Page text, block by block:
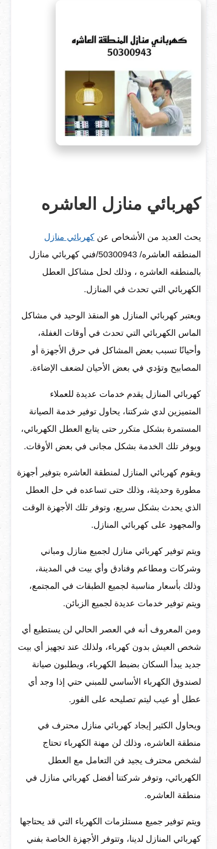
كهربائي منازل العاشره
يحث العديد من الأشخاص عن كهربائي منازل
المنطقه العاشره/ ‎50300943/فني كهربائي منازل
بالمنطقه العاشره ، وذلك لحل مشاكل العطل
الكهربائي التي تحدث في المنازل.
ويعتبر كهربائي المنازل هو المنقذ الوحيد في مشاكل
الماس الكهربائي التي تحدث في أوقات الغفلة،
وأحيانًا تسبب بعض المشاكل في حرق الأجهزة أو
المصابيح وتؤدي في بعض الأحيان لضعف الإضاءة.
كهربائي المنازل يقدم خدمات عديدة للعملاء
المتميزين لدي شركتنا، يحاول توفير خدمة الصيانة
المستمرة بشكل متكرر حتى يتابع العطل الكهربائي،
ويوفر تلك الخدمة بشكل مجانى في بعض الأوقات.
ويقوم كهربائي المنازل لمنطقة العاشره بتوفير أجهزة
مطورة وحديثة، وذلك حتى تساعده في حل العطل
الذي يحدث بشكل سريع، وتوفر تلك الأجهزة الوقت
والمجهود على كهربائي المنازل.
ويتم توفير كهربائي منازل لجميع منازل ومباني
وشركات ومطاعم وفنادق وأي بيت في المدينة،
وذلك بأسعار مناسبة لجميع الطبقات في المجتمع،
ويتم توفير خدمات عديدة لجميع الزبائن.
ومن المعروف أنه في العصر الحالي لن يستطيع أي
شخص العيش بدون كهرباء، ولذلك عند تجهيز أي بيت
جديد يبدأ السكان بضبط الكهرباء، ويطلبون صيانة
لصندوق الكهرباء الأساسي للمبني حتي إذا وجد أي
عطل أو عيب ليتم تصليحه على الفور.
ويحاول الكثير إيجاد كهربائي منازل محترف في
منطقة العاشره، وذلك لن مهنة الكهرباء تحتاج
لشخص محترف يجيد فن التعامل مع العطل
الكهربائي، وتوفر شركتنا أفضل كهربائي منازل في
منطقة العاشره.
ويتم توفير جميع مستلزمات الكهرباء التي قد يحتاجها
كهربائي المنازل لدينا، وتتوفر الأجهزة الخاصة بفني